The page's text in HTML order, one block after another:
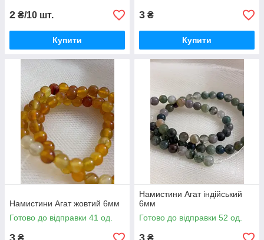
2 ₴/10 шт.
Купити
3 ₴
Купити
Намистини Агат жовтий 6мм
Готово до відправки 41 од.
3 ₴
Намистини Агат індійський
6мм
Готово до відправки 52 од.
3 ₴